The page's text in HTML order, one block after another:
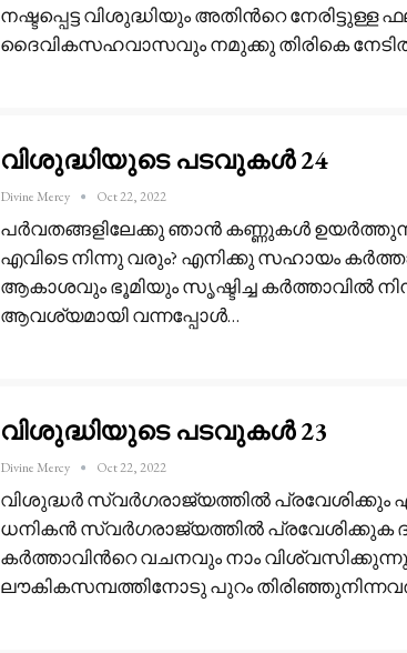
നഷ്ടപ്പെട്ട വിശുദ്ധിയും അതിൻറെ നേരിട്ടുള്ള
ദൈവികസഹവാസവും നമുക്കു തിരികെ
വിശുദ്ധിയുടെ പടവുകൾ 24
Divine Mercy Oct 22, 2022
പർവതങ്ങളിലേക്കു ഞാൻ കണ്ണുകൾ
എവിടെ നിന്നു വരും? എനിക്കു സഹായം
ആകാശവും ഭൂമിയും സൃഷ്ടിച്ച കർത്താവിൽ
ആവശ്യമായി വന്നപ്പോൾ…
വിശുദ്ധിയുടെ പടവുകൾ 23
Divine Mercy Oct 22, 2022
വിശുദ്ധർ സ്വർഗരാജ്യത്തിൽ പ്രവേശിക്കും
ധനികൻ സ്വർഗരാജ്യത്തിൽ പ്രവേശിക്കുക
കർത്താവിൻറെ വചനവും നാം
ലൗകികസമ്പത്തിനോടു പുറം